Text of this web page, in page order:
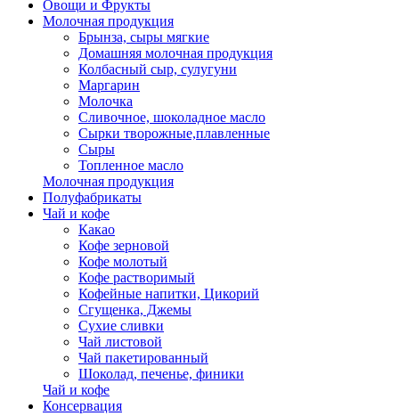
Овощи и Фрукты
Молочная продукция
Брынза, сыры мягкие
Домашняя молочная продукция
Колбасный сыр, сулугуни
Маргарин
Молочка
Сливочное, шоколадное масло
Сырки творожные,плавленные
Сыры
Топленное масло
Молочная продукция
Полуфабрикаты
Чай и кофе
Какао
Кофе зерновой
Кофе молотый
Кофе растворимый
Кофейные напитки, Цикорий
Сгущенка, Джемы
Сухие сливки
Чай листовой
Чай пакетированный
Шоколад, печенье, финики
Чай и кофе
Консервация